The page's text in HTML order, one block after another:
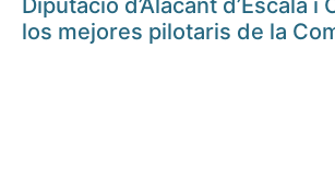
Diputació d’Alacant d’Escala i
los mejores pilotaris de la